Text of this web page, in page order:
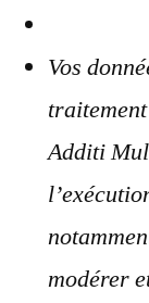
Vos
Additi
modérer